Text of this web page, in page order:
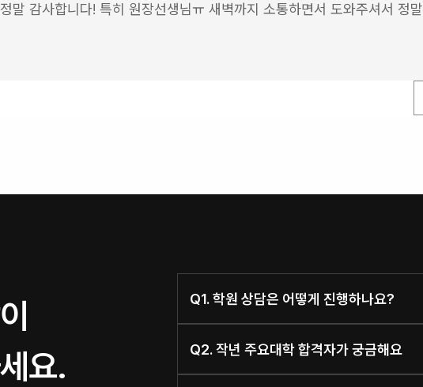
말 감사합니다! 특히 원장선생님ㅠ 새벽까지 소통하면서 도와주셔서 정말
요.
Q1. 학원 상담은 어떻게 진행하나요?
Q2. 작년 주요대학 합격자가 궁금해요